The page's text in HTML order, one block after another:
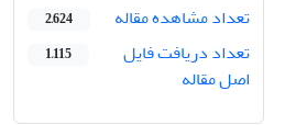
تعداد مشاهده مقاله
2,624
تعداد دریافت فایل
اصل مقاله
1,115